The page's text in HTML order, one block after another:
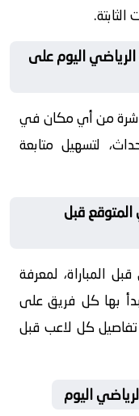
اليوم على
من أي مكان في
لتسهيل متابعة
قبل
المباراة، لمعرفة
بها كل فريق على
تفاصيل كل لاعب قبل
اليوم